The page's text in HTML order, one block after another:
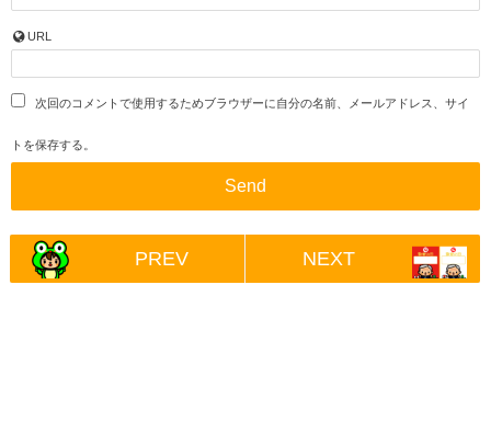
URL
次回のコメントで使用するためブラウザーに自分の名前、メールアドレス、サイ
トを保存する。
PREV NEXT